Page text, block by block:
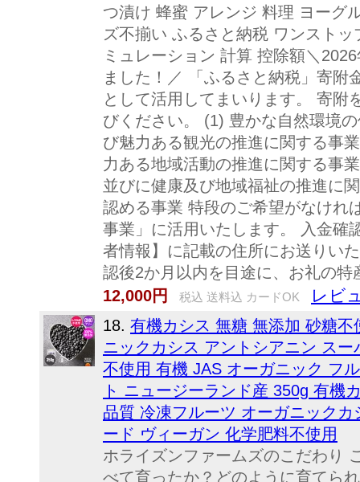
つ漬け 蜂蜜 アレンジ 料理 ヨーグ
ズ不揃い ふるさと納税 ワンスト
ミュレーション 計算 控除額＼
ました！／ 「ふるさと納税」寄附
として活用してまいります。 寄附
びください。 (1) 豊かな自然環境
び魅力ある観光の推進に関する事
力ある地域活動の推進に関する事
並びに健康及び地域福祉の推進に
認める事業 特段のご希望がなけれ
事業」に活用いたします。 入金確
者情報】に記載の住所にお送りい
認後2か月以内を目途に、お礼の
12,000円
税込 送料込 カードOK レビ
18. 有機カシス 無糖 無添加 砂糖
ニックカシス アントシアニン ス
不使用 有機 JAS オーガニック フ
ト ニュージーランド産 350g 有機
品質 冷凍フルーツ オーガニック
ード ヴィーガン 化学肥料不使用
ホライズンファームズのこだわり
べて育ったか？どのように育てら